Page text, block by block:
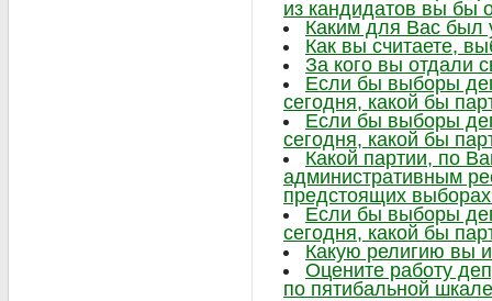
из кандидатов вы бы
Каким для Вас был
Как вы считаете,
За кого вы отдали
Если бы выборы
сегодня, какой бы
Если бы выборы
сегодня, какой бы
Какой партии, по
административным
предстоящих
Если бы выборы
сегодня, какой бы
Какую религию вы
Оцените работу
по пятибальной шкале